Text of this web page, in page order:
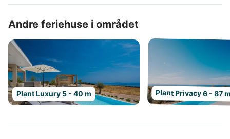
Andre feriehuse i området
Plant Luxury 5 - 40 m Plant Privacy 6 - 87